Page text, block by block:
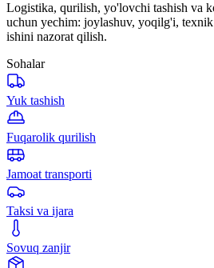
Logistika, qurilish, yo'lovchi tashish va
uchun yechim: joylashuv, yoqilg'i,
ishini nazorat qilish.
Sohalar
Yuk tashish
Fuqarolik qurilish
Jamoat transporti
Taksi va ijara
Sovuq zanjir